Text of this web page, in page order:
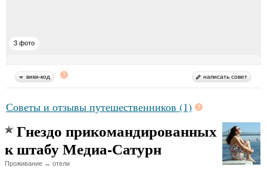
3 фото
вики-код написать совет
Советы и отзывы путешественников (1)
Гнездо прикомандированных
к штабу Медиа-Сатурн
Проживание → отели